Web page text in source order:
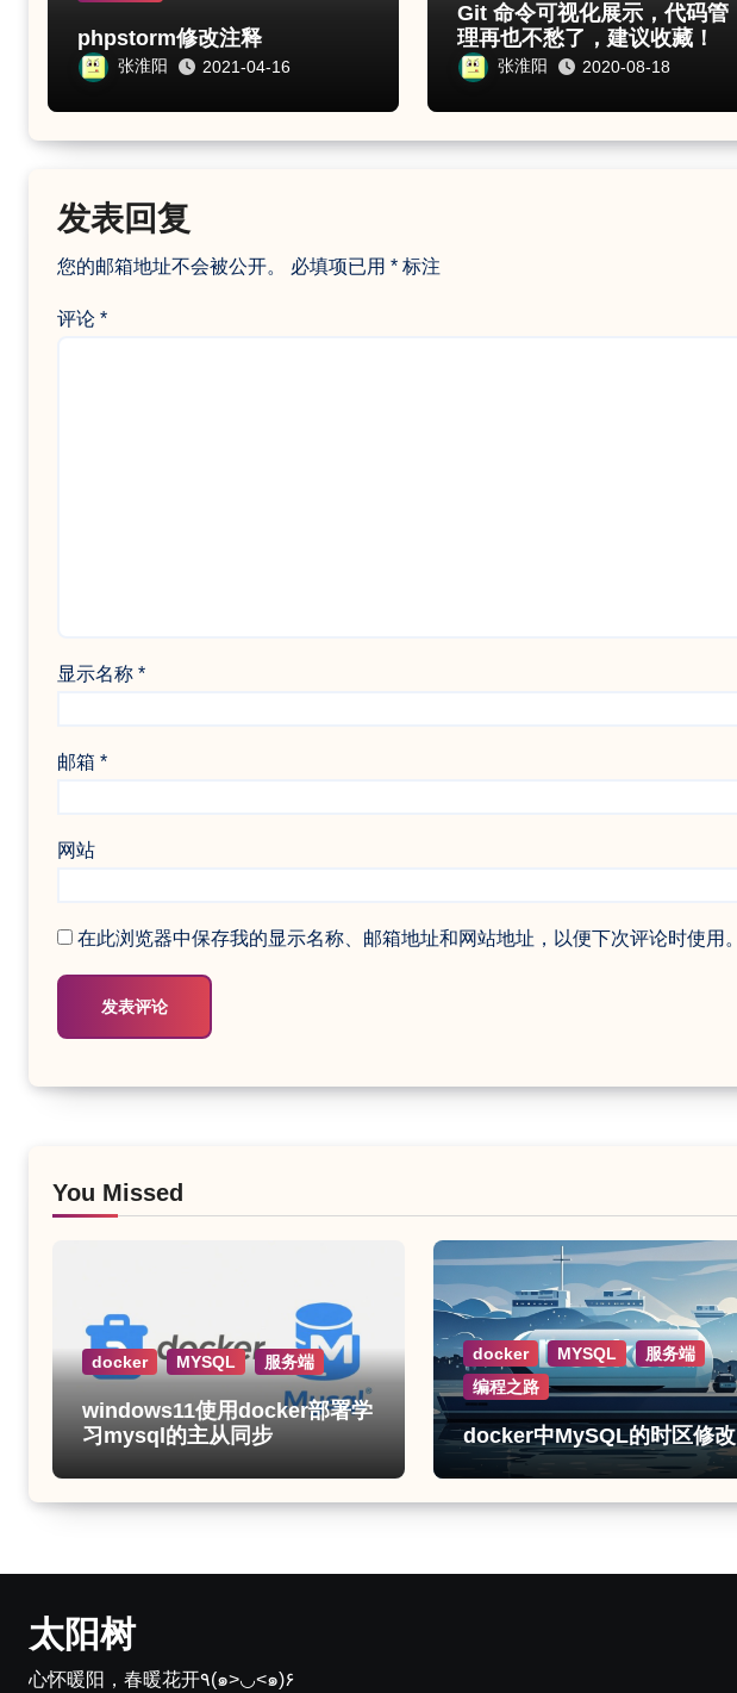
phpstorm修改注释
张淮阳 2021-04-16
Git 命令可视化展示，代码管
理再也不愁了，建议收藏！
张淮阳 2020-08-18
发表回复
您的邮箱地址不会被公开。 必填项已用 * 标注
评论 *
显示名称 *
邮箱 *
网站
在此浏览器中保存我的显示名称、邮箱地址和网站地址，以便下次评论时使用。
You Missed
docker MYSQL 服务端
windows11使用docker部署学
习mysql的主从同步
docker MYSQL
服务端
编程之路
docker中MySQL的时区修改
太阳树
心怀暖阳，春暖花开٩(๑>◡<๑)۶